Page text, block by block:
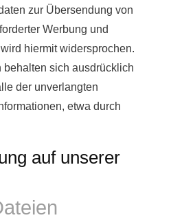
zur Übersendung von
Werbung und
hiermit widersprochen.
behalten sich ausdrücklich
der unverlangten
etwa durch
auf unserer